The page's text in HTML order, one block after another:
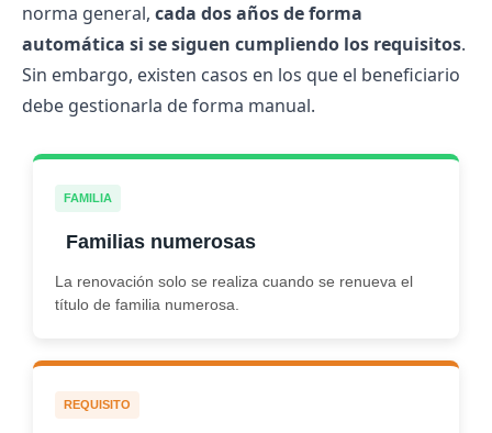
norma general, cada dos años de forma
automática si se siguen cumpliendo los requisitos.
Sin embargo, existen casos en los que el beneficiario
debe gestionarla de forma manual.
FAMILIA
Familias numerosas
La renovación solo se realiza cuando se renueva el
título de familia numerosa.
REQUISITO